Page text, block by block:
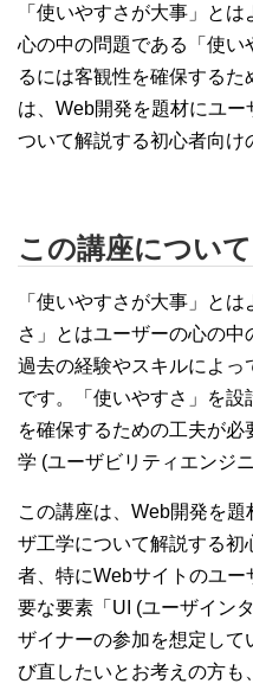
「使いやすさが大事」と
心の中の問題である「使い
るには客観性を確保する
は、Web開発を題材にユ
ついて解説する初心者向け
この講座について
「使いやすさが大事」と
さ」とはユーザーの心の
過去の経験やスキルによ
です。「使いやすさ」を
を確保するための工夫が
学 (ユーザビリティエンジ
この講座は、Web開発を
ザ工学について解説する初
者、特にWebサイトのユ
要な要素「UI (ユーザイン
ザイナーの参加を想定して
び直したいとお考えの方も